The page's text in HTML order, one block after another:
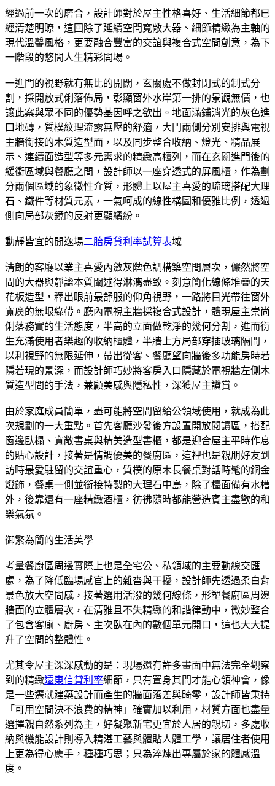
經過前一次的磨合，設計師對於屋主性格喜好、生活細節都已
經清楚明瞭，這回除了延續空間寬敞大器、細節精緻為主軸的
現代溫馨風格，更要融合豐富的交誼與複合式空間創意，為下
一階段的悠閒人生精彩開場。
一進門的視野就有無比的開闊，玄關處不做封閉式的制式分
割，採開放式俐落佈局，彰顯窗外水岸第一排的景觀無價，也
讓此案與眾不同的優勢基因呼之欲出。地面滿鋪消光的灰色進
口地磚，質樸紋理流露無壓的舒適，大門兩側分別安排與電視
主牆銜接的木質造型面，以及同步整合收納、燈光、精品展
示、連續面造型等多元需求的精緻高櫃列，而在玄關進門後的
緩衝區域與餐廳之間，設計師以一座穿透式的屏風櫃，作為劃
分兩個區域的象徵性介質，形體上以屋主喜愛的琉璃搭配大理
石、鐵件等材質元素，一氣呵成的線性構圖和優雅比例，透過
側向局部灰鏡的反射更顯繽紛。
動靜皆宜的閒逸場二胎房貸利率試算表域
清朗的客廳以業主喜愛內斂灰階色調構築空間層次，儼然將空
間的大器與靜謐本質闡述得淋漓盡致。刻意簡化線條堆疊的天
花板造型，釋出眼前最舒服的仰角視野，一路將目光帶往窗外
寬廣的無垠綠帶。廳內電視主牆採複合式設計，體現屋主崇尚
俐落務實的生活態度，半高的立面做乾淨的幾何分割，進而衍
生充滿使用者樂趣的收納櫃體，半牆上方局部穿插玻璃隔間，
以利視野的無限延伸，帶出從客、餐廳望向牆後多功能房時若
隱若現的景深，而設計師巧妙將客房入口隱藏於電視牆左側木
質造型間的手法，兼顧美感與隱私性，深獲屋主讚賞。
由於家庭成員簡單，盡可能將空間留給公領域使用，就成為此
次規劃的一大重點。首先客廳沙發後方設置開放閱讀區，搭配
窗邊臥榻、寬敞書桌與精美造型書櫃，都是迎合屋主平時作息
的貼心設計，接著是情調優美的餐廚區，這裡也是親朋好友到
訪時最愛駐留的交誼重心，質樸的原木長餐桌對話時髦的銅金
燈飾，餐桌一側並銜接特製的大理石中島，除了檯面備有水槽
外，後靠還有一座精緻酒櫃，彷彿隨時都能營造賓主盡歡的和
樂氣氛。
御繁為簡的生活美學
考量餐廚區周邊實際上也是全宅公、私領域的主要動線交匯
處，為了降低臨場感官上的雜沓與干擾，設計師先透過柔白背
景色放大空間感，接著選用活潑的幾何線條，形塑餐廚區周邊
牆面的立體層次，在清雅且不失精緻的和諧律動中，微妙整合
了包含客廁、廚房、主次臥在內的數個單元開口，這也大大提
升了空間的整體性。
尤其令屋主深深感動的是：現場還有許多畫面中無法完全觀察
到的精緻遠東信貸利率細節，只有置身其間才能心領神會，像
是一些遷就建築設計而產生的牆面落差與畸零，設計師皆秉持
「可用空間決不浪費的精神」確實加以利用，材質方面也盡量
選擇親自然系列為主，好凝聚新宅更宜於人居的親切，多處收
納與機能設計則導入精湛工藝與體貼人體工學，讓居住者使用
上更為得心應手，種種巧思；只為淬煉出專屬於家的體感溫
度。